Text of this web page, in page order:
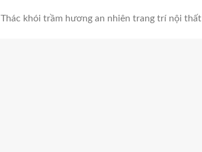
Thác khói trầm hương an nhiên trang trí nội thất